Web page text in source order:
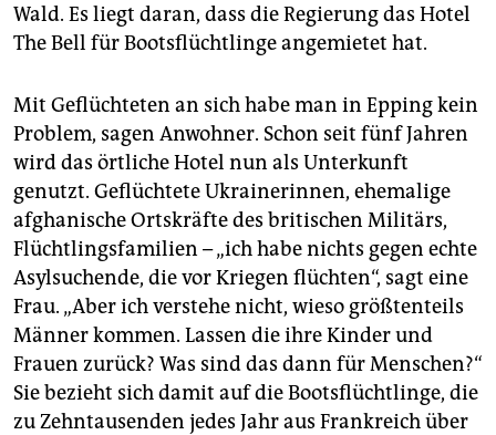
Wald. Es liegt daran, dass die Regierung das Hotel
The Bell für Bootsflüchtlinge angemietet hat.
Mit Geflüchteten an sich habe man in Epping kein
Problem, sagen Anwohner. Schon seit fünf Jahren
wird das örtliche Hotel nun als Unterkunft
genutzt. Geflüchtete Ukrainerinnen, ehemalige
afghanische Ortskräfte des britischen Militärs,
Flüchtlingsfamilien – „ich habe nichts gegen echte
Asylsuchende, die vor Kriegen flüchten“, sagt eine
Frau. „Aber ich verstehe nicht, wieso größtenteils
Männer kommen. Lassen die ihre Kinder und
Frauen zurück? Was sind das dann für Menschen?“
Sie bezieht sich damit auf die Bootsflüchtlinge, die
zu Zehntausenden jedes Jahr aus Frankreich über